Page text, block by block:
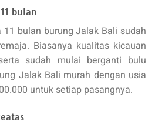
bulan
bulan burung Jalak Bali sudah
Biasanya kualitas kicauan
sudah mulai berganti bulu
Jalak Bali murah dengan usia
untuk setiap pasangnya.